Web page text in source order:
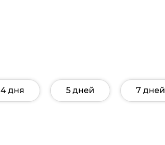
4 дня 5 дней 7 дней